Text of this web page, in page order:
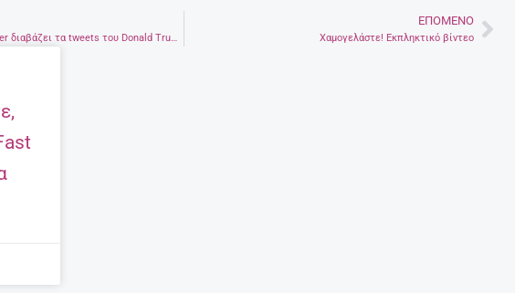
Φοβερό ηχητικό: ο Joker διαβάζει τα tweets του Donald Trump
ΕΠΌΜΕΝΟ
Χαμογελάστε! Εκπληκτικό βίντεοNext